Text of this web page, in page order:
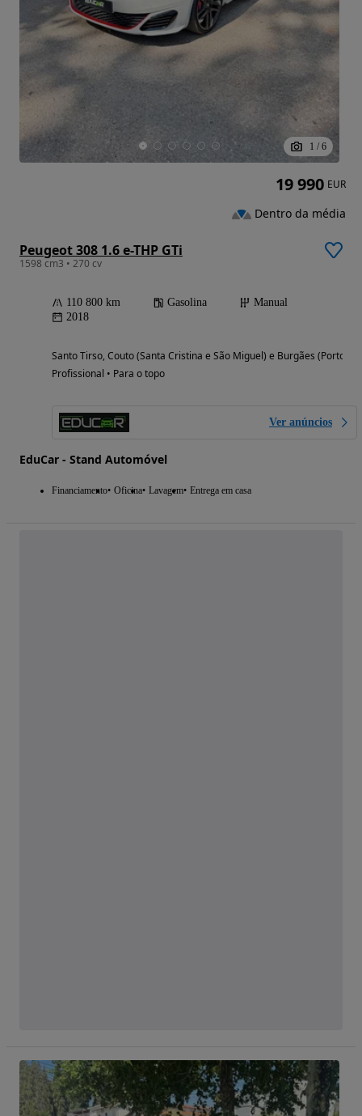
1 / 6
Peugeot 308 1.6 e-THP GTi
1598 cm3 • 270 cv
110 800 km Gasolina
Manual
2018
Santo Tirso, Couto (Santa Cristina e São Miguel) e Burgães (Porto)
Profissional • Para o topo
Ver anúncios
EduCar - Stand Automóvel
Financiamento Oficina Lavagem Entrega em casa
19 990 EUR
Dentro da média